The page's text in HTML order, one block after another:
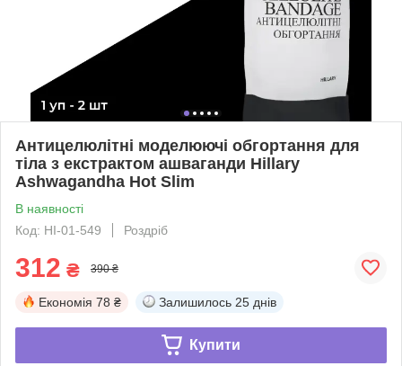
Антицелюлітні моделюючі обгортання для
тіла з екстрактом ашваганди Hillary
Ashwagandha Hot Slim
В наявності
Код: HI-01-549
Роздріб
312 ₴ 390 ₴
Економія 78 ₴ Залишилось 25 днів
Купити